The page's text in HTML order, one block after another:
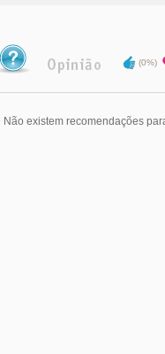
(0%)
Não existem recomendações